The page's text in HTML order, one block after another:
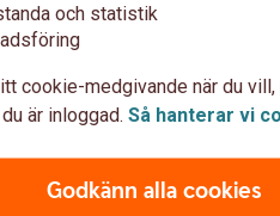
och statistik
cookie-medgivande när du
är inloggad. Så hanterar vi
Godkänn alla cookies